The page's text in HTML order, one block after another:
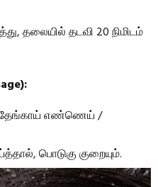
தலையில் தடவி 20 நிமிடம்
எண்ணெய் /
பொடுகு குறையும்.